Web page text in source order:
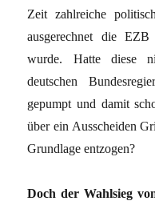
Zeit zahlreiche
ausgerechnet die
wurde. Hatte diese
deutschen
gepumpt und damit
über ein Ausscheiden
Grundlage entzogen?
Doch der Wahlsieg